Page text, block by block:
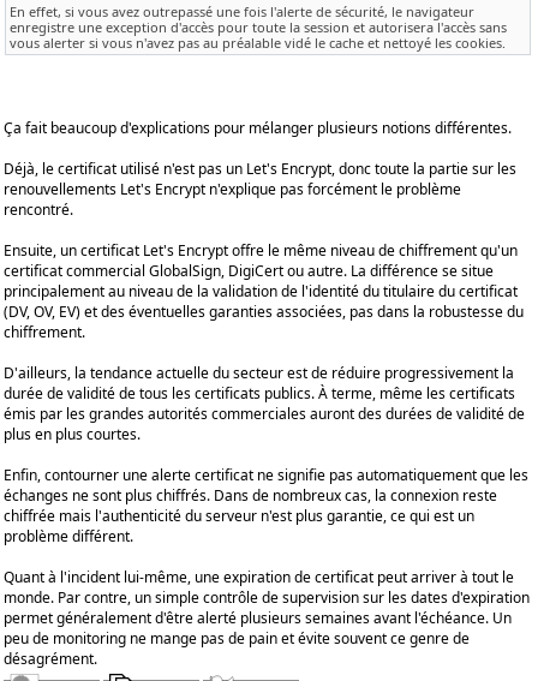
En effet, si vous avez outrepassé une fois l'alerte de sécurité, le navigateur
enregistre une exception d'accès pour toute la session et autorisera l'accès sans
vous alerter si vous n'avez pas au préalable vidé le cache et nettoyé les cookies.
Ça fait beaucoup d'explications pour mélanger plusieurs notions différentes.
Déjà, le certificat utilisé n'est pas un Let's Encrypt, donc toute la partie sur les
renouvellements Let's Encrypt n'explique pas forcément le problème
rencontré.
Ensuite, un certificat Let's Encrypt offre le même niveau de chiffrement qu'un
certificat commercial GlobalSign, DigiCert ou autre. La différence se situe
principalement au niveau de la validation de l'identité du titulaire du certificat
(DV, OV, EV) et des éventuelles garanties associées, pas dans la robustesse du
chiffrement.
D'ailleurs, la tendance actuelle du secteur est de réduire progressivement la
durée de validité de tous les certificats publics. À terme, même les certificats
émis par les grandes autorités commerciales auront des durées de validité de
plus en plus courtes.
Enfin, contourner une alerte certificat ne signifie pas automatiquement que les
échanges ne sont plus chiffrés. Dans de nombreux cas, la connexion reste
chiffrée mais l'authenticité du serveur n'est plus garantie, ce qui est un
problème différent.
Quant à l'incident lui-même, une expiration de certificat peut arriver à tout le
monde. Par contre, un simple contrôle de supervision sur les dates d'expiration
permet généralement d'être alerté plusieurs semaines avant l'échéance. Un
peu de monitoring ne mange pas de pain et évite souvent ce genre de
désagrément.